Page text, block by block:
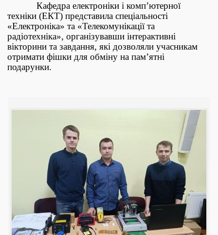
Кафедра електроніки і комп’ютерної
техніки (ЕКТ) представила спеціальності
«Електроніка» та «Телекомунікації та
радіотехніка», організувавши інтерактивні
вікторини та завдання, які дозволяли учасникам
отримати фішки для обміну на пам’ятні
подарунки.